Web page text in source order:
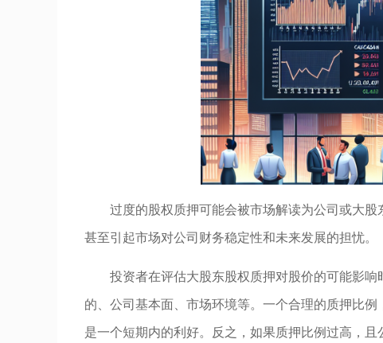
过度的股权质押可能会被市场解读为公司或大
甚至引起市场对公司财务稳定性和未来发展的担忧。
投资者在评估大股东股权质押对股价的可能影
的、公司基本面、市场环境等。一个合理的质押比
是一个短期内的利好。反之，如果质押比例过高，